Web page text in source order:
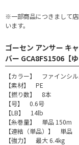
※一部商品につきまして
います。
ゴーセン アンサー キ
バー GCA8FS1506【
【カラー】 ファインシ
【素材】 PE
【撚り数】 8本
【号】 0.6号
【LB】 14lb
【糸巻量】 単品 150m
【連結（単品）】 単品
【強力】 最大 6.4kg